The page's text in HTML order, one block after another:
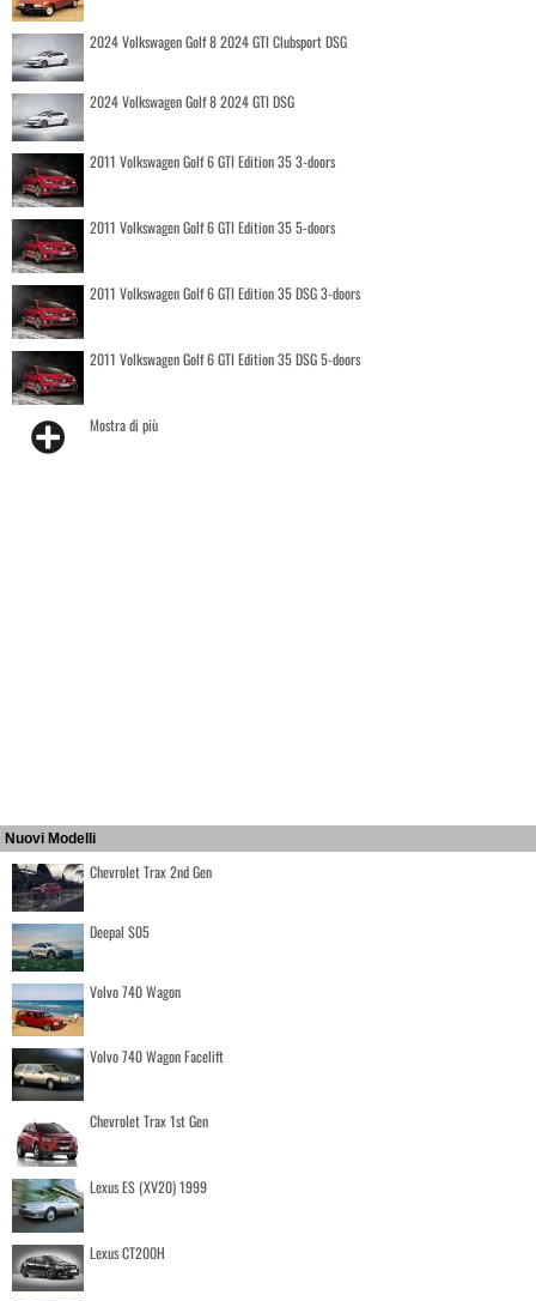
2024 Volkswagen Golf 8 2024 GTI Clubsport DSG
2024 Volkswagen Golf 8 2024 GTI DSG
2011 Volkswagen Golf 6 GTI Edition 35 3-doors
2011 Volkswagen Golf 6 GTI Edition 35 5-doors
2011 Volkswagen Golf 6 GTI Edition 35 DSG 3-doors
2011 Volkswagen Golf 6 GTI Edition 35 DSG 5-doors
Mostra di più
Nuovi Modelli
Chevrolet Trax 2nd Gen
Deepal S05
Volvo 740 Wagon
Volvo 740 Wagon Facelift
Chevrolet Trax 1st Gen
Lexus ES (XV20) 1999
Lexus CT200H